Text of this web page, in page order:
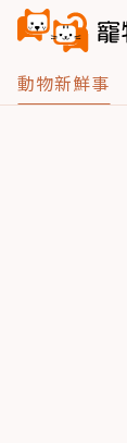
動物新鮮事